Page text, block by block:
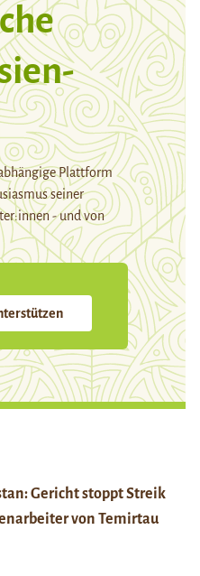
Plattform
seiner
- und von
Gericht stoppt Streik
von Temirtau